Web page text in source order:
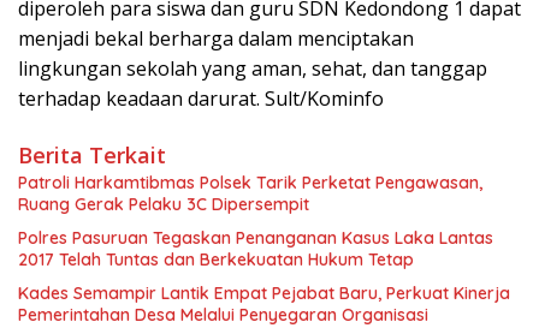
diperoleh para siswa dan guru SDN Kedondong 1 dapat
menjadi bekal berharga dalam menciptakan
lingkungan sekolah yang aman, sehat, dan tanggap
terhadap keadaan darurat. Sult/Kominfo
Berita Terkait
Patroli Harkamtibmas Polsek Tarik Perketat Pengawasan,
Ruang Gerak Pelaku 3C Dipersempit
Polres Pasuruan Tegaskan Penanganan Kasus Laka Lantas
2017 Telah Tuntas dan Berkekuatan Hukum Tetap
Kades Semampir Lantik Empat Pejabat Baru, Perkuat Kinerja
Pemerintahan Desa Melalui Penyegaran Organisasi